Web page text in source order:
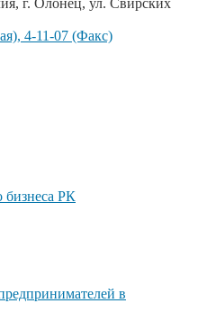
4-11-07 (Факс)